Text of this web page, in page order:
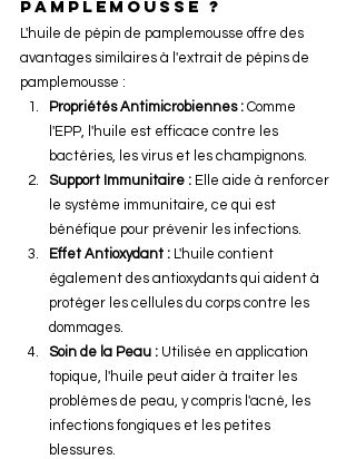
pamplemousse ?
L'huile de pépin de pamplemousse offre des
avantages similaires à l'extrait de pépins de
pamplemousse :
Propriétés Antimicrobiennes : Comme
l'EPP, l'huile est efficace contre les
bactéries, les virus et les champignons.
Support Immunitaire : Elle aide à renforcer
le système immunitaire, ce qui est
bénéfique pour prévenir les infections.
Effet Antioxydant : L'huile contient
également des antioxydants qui aident à
protéger les cellules du corps contre les
dommages.
Soin de la Peau : Utilisée en application
topique, l'huile peut aider à traiter les
problèmes de peau, y compris l'acné, les
infections fongiques et les petites
blessures.